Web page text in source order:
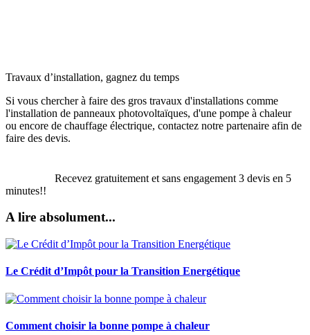
Travaux d’installation, gagnez du temps
Si vous chercher à faire des gros travaux d'installations comme
l'installation de panneaux photovoltaïques, d'une pompe à chaleur
ou encore de chauffage électrique, contactez notre partenaire afin de
faire des devis.
Recevez gratuitement et sans engagement 3 devis en 5
minutes!!
A lire absolument...
Le Crédit d’Impôt pour la Transition Energétique
Comment choisir la bonne pompe à chaleur